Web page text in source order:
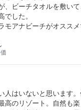
、ビーチタオルを敷い
でした。
モアナビーチがオススメ
人はいないと思います
高のリゾート。自然も